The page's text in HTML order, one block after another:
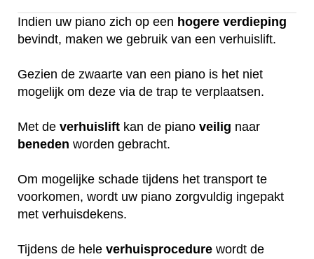
Indien uw piano zich op een hogere verdieping
bevindt, maken we gebruik van een verhuislift.
Gezien de zwaarte van een piano is het niet
mogelijk om deze via de trap te verplaatsen.
Met de verhuislift kan de piano veilig naar
beneden worden gebracht.
Om mogelijke schade tijdens het transport te
voorkomen, wordt uw piano zorgvuldig ingepakt
met verhuisdekens.
Tijdens de hele verhuisprocedure wordt de